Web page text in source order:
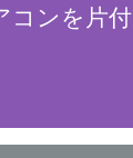
コンを片付